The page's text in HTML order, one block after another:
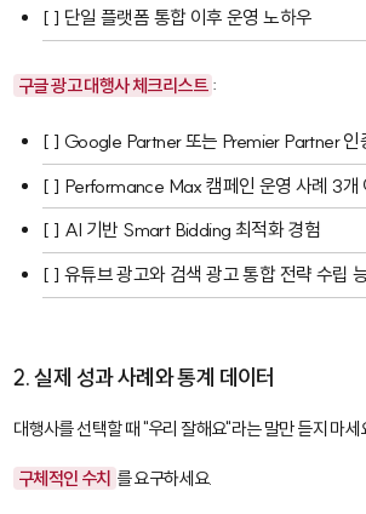
[ ] 단일 플랫폼 통합 이후 운영 노하우
구글 광고 대행사 체크리스트 :
[ ] Google Partner 또는 Premier Partner 인
[ ] Performance Max 캠페인 운영 사례 3개
[ ] AI 기반 Smart Bidding 최적화 경험
[ ] 유튜브 광고와 검색 광고 통합 전략 수립
2. 실제 성과 사례와 통계 데이터
대행사를 선택할 때 "우리 잘해요"라는 말만 듣지 마세
구체적인 수치 를 요구하세요.